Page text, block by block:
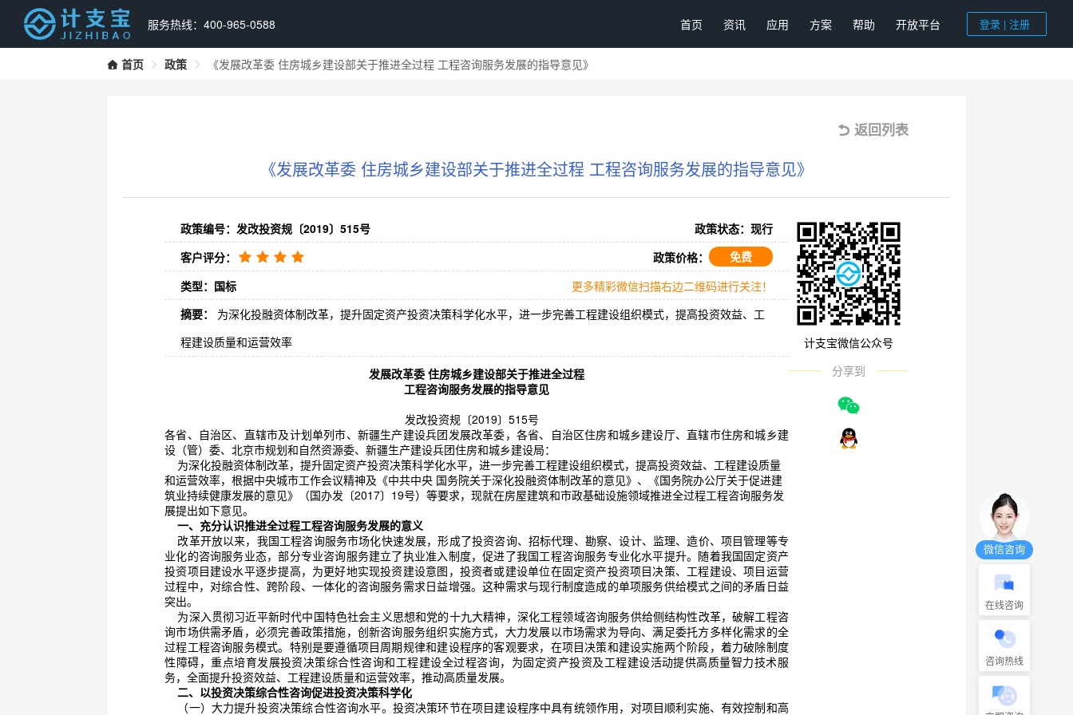
服务热线：400-965-0588 首页 资讯 应用 方案 帮助 开放平台 登录 | 注册
首页 政策 《发展改革委 住房城乡建设部关于推进全过程 工程咨询服务发展的指导意见》
返回列表
《发展改革委 住房城乡建设部关于推进全过程 工程咨询服务发展的指导意见》
政策编号：发改投资规〔2019〕515号
政策状态：现行
客户评分：
政策价格：
免费
类型：国标
更多精彩微信扫描右边二维码进行关注！
摘要：
为深化投融资体制改革，提升固定资产投资决策科学化水平，进一步完善工程建设组织模式，提高投资效益、工
程建设质量和运营效率
发展改革委 住房城乡建设部关于推进全过程
工程咨询服务发展的指导意见
发改投资规〔2019〕515号
各省、自治区、直辖市及计划单列市、新疆生产建设兵团发展改革委，各省、自治区住房和城乡建设厅、直辖市住房和城乡建
设（管）委、北京市规划和自然资源委、新疆生产建设兵团住房和城乡建设局：
和运营效率，根据中央城市工作会议精神及《中共中央 国务院关于深化投融资体制改革的意见》、《国务院办公厅关于促进建
筑业持续健康发展的意见》（国办发〔2017〕19号）等要求，现就在房屋建筑和市政基础设施领域推进全过程工程咨询服务发
展提出如下意见。
一、充分认识推进全过程工程咨询服务发展的意义
业化的咨询服务业态，部分专业咨询服务建立了执业准入制度，促进了我国工程咨询服务专业化水平提升。随着我国固定资产
投资项目建设水平逐步提高，为更好地实现投资建设意图，投资者或建设单位在固定资产投资项目决策、工程建设、项目运营
过程中，对综合性、跨阶段、一体化的咨询服务需求日益增强。这种需求与现行制度造成的单项服务供给模式之间的矛盾日益
突出。
询市场供需矛盾，必须完善政策措施，创新咨询服务组织实施方式，大力发展以市场需求为导向、满足委托方多样化需求的全
过程工程咨询服务模式。特别是要遵循项目周期规律和建设程序的客观要求，在项目决策和建设实施两个阶段，着力破除制度
性障碍，重点培育发展投资决策综合性咨询和工程建设全过程咨询，为固定资产投资及工程建设活动提供高质量智力技术服
务，全面提升投资效益、工程建设质量和运营效率，推动高质量发展。
二、以投资决策综合性咨询促进投资决策科学化
计支宝微信公众号
分享到
微信咨询
在线咨询
咨询热线